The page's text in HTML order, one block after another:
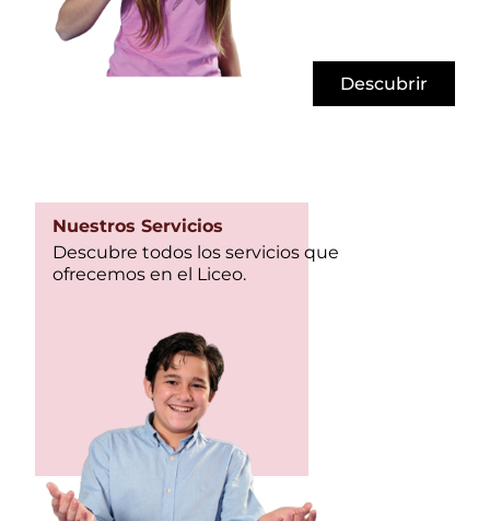
Descubrir
Nuestros Servicios
Descubre todos los servicios que
ofrecemos en el Liceo.